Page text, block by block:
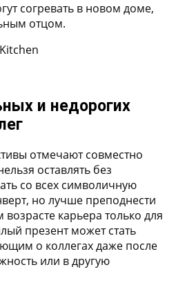
согревать в новом доме,
отцом.
и недорогих
отмечают совместно
оставлять без
со всех символичную
но лучше преподнести
карьера только для
презент может стать
о коллегах даже после
или в другую